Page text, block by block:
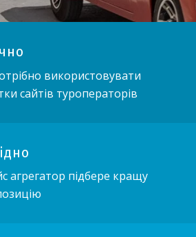
використовувати
сайтів туроператорів
агрегатор підбере кращу